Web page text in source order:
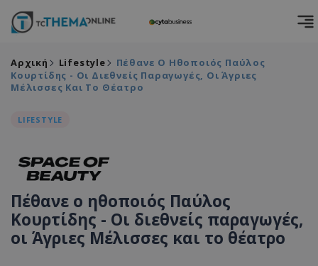
Αρχική Lifestyle
Πέθανε Ο Ηθοποιός Παύλος
Κουρτίδης - Οι Διεθνείς Παραγωγές, Οι Άγριες
Μέλισσες Και Το Θέατρο
LIFESTYLE
Πέθανε ο ηθοποιός Παύλος
Κουρτίδης - Οι διεθνείς παραγωγές,
οι Άγριες Μέλισσες και το θέατρο